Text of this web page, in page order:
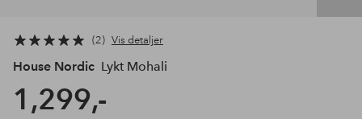
2 Vis detaljer
House Nordic Lykt Mohali
1,299,-